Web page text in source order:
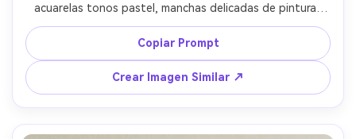
acuarelas tonos pastel, manchas delicadas de pintura,
tipografía a mano diciendo "Coffee and calm", espacios
negativos amplios, aspecto de impresión artística de
galería, alta resolución, bordes limpios, sin marca de agua,
lente 85mm, fondo desenfocado, iluminación
cinematográfica suave --ar 4:5
Copiar Prompt
Crear Imagen Similar ↗